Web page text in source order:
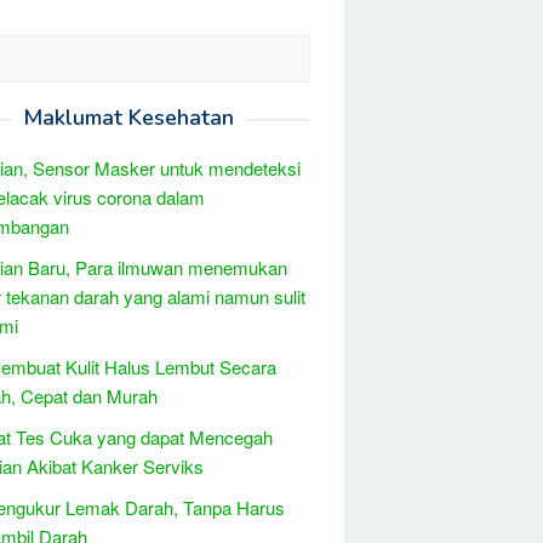
Maklumat Kesehatan
Sensor Masker untuk mendeteksi
virus corona dalam
Baru, Para ilmuwan menemukan
darah yang alami namun sulit
Kulit Halus Lembut Secara
Cepat dan Murah
Tes Cuka yang dapat Mencegah
Akibat Kanker Serviks
Lemak Darah, Tanpa Harus
Darah